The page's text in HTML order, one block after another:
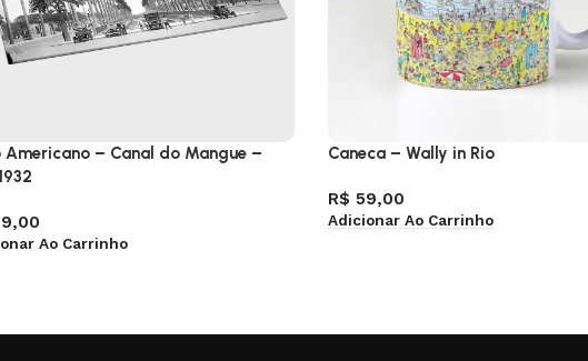
Americano – Canal do Mangue –
Ao Carrinho
Caneca – Wally in Rio
R$ 59,00
Adicionar Ao Carrinho